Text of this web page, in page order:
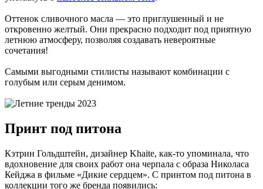
Оттенок сливочного масла — это приглушенный и не
откровенно желтый. Они прекрасно подходит под приятную
летнюю атмосферу, позволяя создавать невероятные
сочетания!
Самыми выгодными стилисты называют комбинации с
голубым или серым денимом.
Принт под питона
Кэтрин Гольдштейн, дизайнер Khaite, как-то упоминала, что
вдохновение для своих работ она черпала с образа Николаса
Кейджа в фильме «Дикие сердцем». С принтом под питона в
коллекции того же бренда появились: